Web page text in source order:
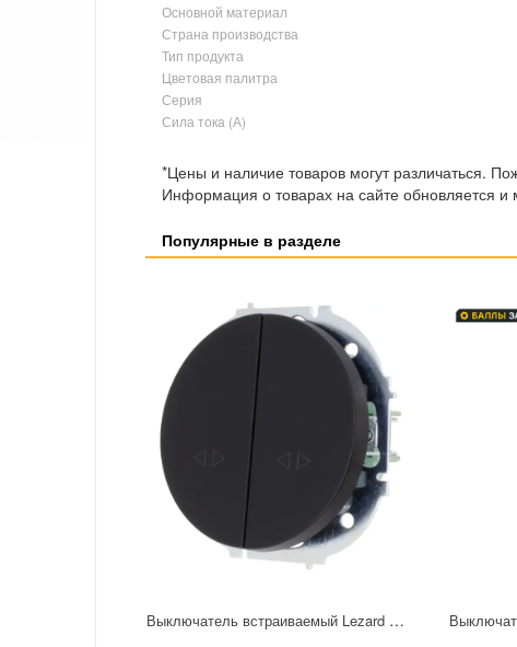
Основной материал
Страна производства
Тип продукта
Цветовая палитра
Серия
Сила тока (А)
*Цены и наличие товаров могут различаться.
Информация о товарах на сайте обновляется и
Популярные в разделе
Выключатель встраиваемый Lezard Osen 2 клавиши цвет черный